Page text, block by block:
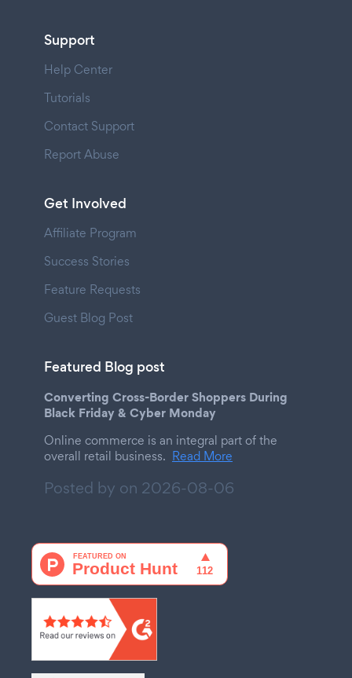
Support
Help Center
Tutorials
Contact Support
Report Abuse
Get Involved
Affiliate Program
Success Stories
Feature Requests
Guest Blog Post
Featured Blog post
Converting Cross-Border Shoppers During
Black Friday & Cyber Monday
Online commerce is an integral part of the
overall retail business. Read More
Posted by on 2026-08-06